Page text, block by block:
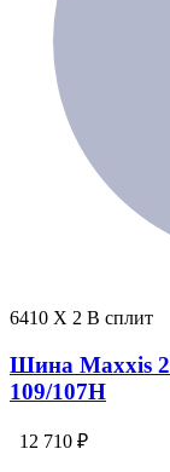
6410 X 2 В сплит
Шина Maxxis
109/107H
12 710 ₽